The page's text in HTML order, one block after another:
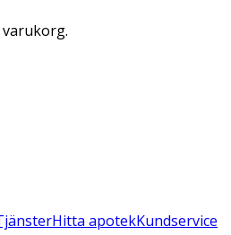
Hitta apotekKundservice